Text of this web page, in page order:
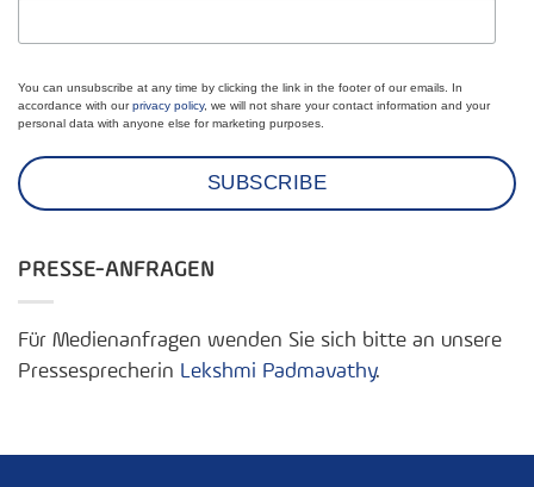
You can unsubscribe at any time by clicking the link in the footer of our emails. In
accordance with ourprivacy policy, we will not share your contact information and your
personal data with anyone else for marketing purposes.
PRESSE-ANFRAGEN
Für Medienanfragen wenden Sie sich bitte an unsere
Pressesprecherin Lekshmi Padmavathy.